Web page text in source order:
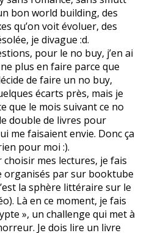
bon world building, des
qu’on voit évoluer, des
je divague :d.
pour le no buy, j’en ai
plus en faire parce que
de faire un no buy,
écarts près, mais je
que le mois suivant ce no
double de livres pour
me faisaient envie. Donc ça
pour moi :).
mes lectures, je fais
organisés par sur booktube
la sphère littéraire sur le
Là en ce moment, je fais
», un challenge qui met à
Je dois lire un livre